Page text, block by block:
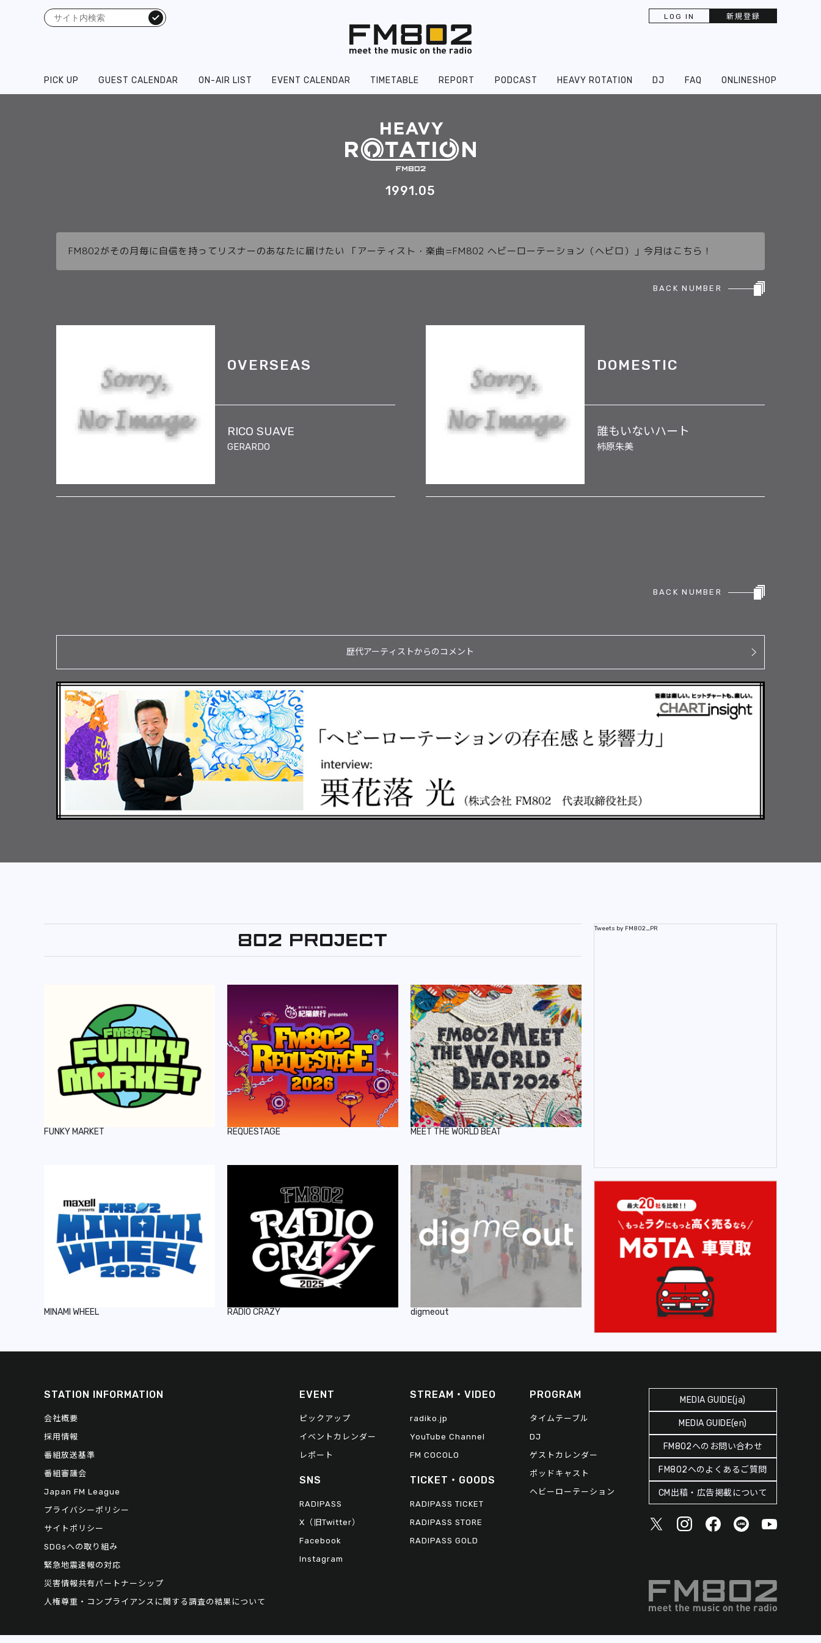
LOG IN 新規登録
検索
PICK UP GUEST CALENDAR ON-AIR LIST EVENT CALENDAR TIMETABLE REPORT PODCAST HEAVY ROTATION DJ FAQ ONLINESHOP
1991.05
FM802がその月毎に自信を持ってリスナーのあなたに届けたい 「アーティスト・楽曲=FM802 ヘビーローテーション（ヘビロ）」今月はこちら！
BACK NUMBER
OVERSEAS
RICO SUAVE
GERARDO
DOMESTIC
誰もいないハート
柿原朱美
BACK NUMBER
歴代アーティストからのコメント
FUNKY MARKET REQUESTAGE MEET THE WORLD BEAT
MINAMI WHEEL RADIO CRAZY digmeout
Tweets by FM802_PR
STATION INFORMATION
会社概要
採用情報
番組放送基準
番組審議会
Japan FM League
プライバシーポリシー
サイトポリシー
SDGsへの取り組み
緊急地震速報の対応
災害情報共有パートナーシップ
人権尊重・コンプライアンスに関する調査の結果について
EVENT
ピックアップ
イベントカレンダー
レポート
SNS
RADIPASS
X（旧Twitter）
Facebook
Instagram
STREAM・VIDEO
radiko.jp
YouTube Channel
FM COCOLO
TICKET・GOODS
RADIPASS TICKET
RADIPASS STORE
RADIPASS GOLD
PROGRAM
タイムテーブル
DJ
ゲストカレンダー
ポッドキャスト
ヘビーローテーション
MEDIA GUIDE(ja)
MEDIA GUIDE(en)
FM802へのお問い合わせ
FM802へのよくあるご質問
CM出稿・広告掲載について